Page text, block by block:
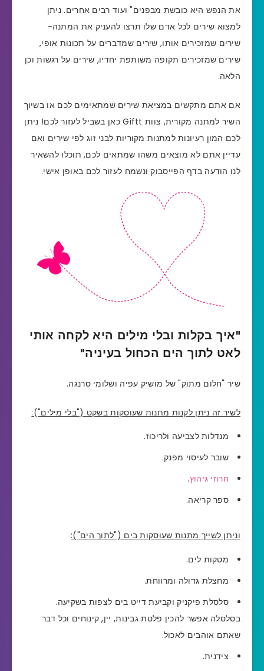
את הנפש היא כובשת מבפנים" ועוד רבים אחרים. ניתן
למצוא שירים לכל אדם שלו תרצו להעניק את המתנה-
שירים שמזכירים אותו, שירים שמדברים על תכונות אופי,
שירים שמזכירים תקופה משותפת יחדיו, שירים על רגשות וכן
הלאה.
אם אתם מתקשים במציאת שירים שמתאימים לכם או בשיוך
השיר למתנה מקורית, צוות Giftt כאן בשביל לעזור לכם! ניתן
לכם המון רעיונות למתנות מקוריות לבני זוג לפי שירים ואם
עדיין אתם לא מוצאים משהו שמתאים לכם, תוכלו להשאיר
לנו הודעה בדף הפייסבוק ונשמח לעזור לכם באופן אישי.
"איך בקלות ובלי מילים היא לקחה אותי
לאט לתוך הים הכחול בעיניה"
שיר "חלום מתוק" של מושיק עפיה ושלומי סרנגה.
לשיר זה ניתן לקנות מתנות שעוסקות בשקט ("בלי מילים"):
מנדלות לצביעה ולריכוז.
שובר לעיסוי מפנק.
חרוזי גיהוץ.
ספר קריאה.
וניתן לשייך מתנות שעוסקות בים ("לתוך הים"):
מטקות לים.
מחצלת גדולה ומרווחת.
סלסלת פיקניק וקביעת דייט בים לצפות בשקיעה.
בסלסלה אפשר להכין פלטת גבינות, יין, קינוחים וכל דבר
שאתם אוהבים לאכול.
צידנית.